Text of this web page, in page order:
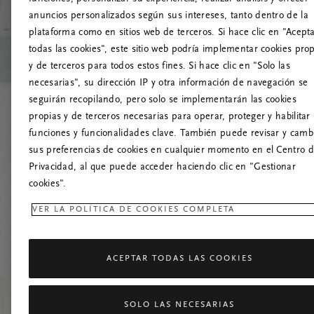
anuncios personalizados según sus intereses, tanto dentro de la
plataforma como en sitios web de terceros. Si hace clic en
todas las cookies", este sitio web podría implementar cookies
y de terceros para todos estos fines. Si hace clic en "Solo las
necesarias", su dirección IP y otra información de navegación se
seguirán recopilando, pero solo se implementarán las cookies
propias y de terceros necesarias para operar, proteger y habilitar
funciones y funcionalidades clave. También puede revisar y
sus preferencias de cookies en cualquier momento en el Centro
Privacidad, al que puede acceder haciendo clic en "Gestionar
cookies".
VER LA POLÍTICA DE COOKIES COMPLETA
ACEPTAR TODAS LAS COOKIES
SOLO LAS NECESARIAS
Prueba a